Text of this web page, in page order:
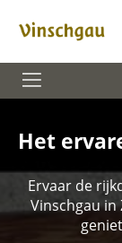
Het
Ervaar de
Vinschgau